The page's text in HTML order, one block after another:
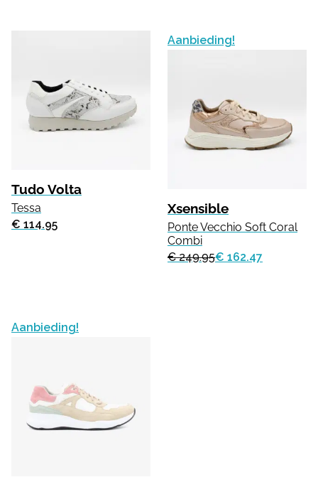
Tudo Volta
Tessa
€ 114.95
Aanbieding!
Xsensible
Ponte Vecchio Soft Coral
Combi
€ 249.95€ 162.47
Aanbieding!